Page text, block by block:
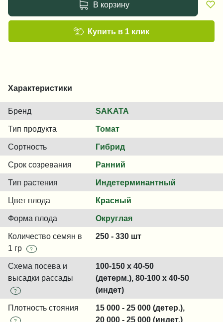
В корзину
Купить в 1 клик
Характеристики
Бренд SAKATA
Тип продукта Томат
Сортность Гибрид
Срок созревания Ранний
Тип растения Индетерминантный
Цвет плода Красный
Форма плода Округлая
Количество семян в
1 гр
?
250 - 330 шт
Схема посева и
высадки рассады
?
100-150 x 40-50
(детерм.), 80-100 x 40-50
(индет)
Плотность стояния
?
15 000 - 25 000 (детер.),
20 000 - 25 000 (индет.)